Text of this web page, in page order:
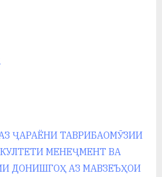
ҶАРАЁНИ ТАВРИБАОМӮЗИИ
МЕНЕҶМЕНТ ВА
ДОНИШГОҲ АЗ МАВЗЕЪҲОИ